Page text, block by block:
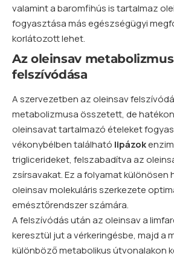
valamint a baromfihús is tartalmaz
fogyasztása más egészségügyi
korlátozott lehet.
Az oleinsav
felszívódása
A szervezetben az oleinsav
metabolizmusa összetett, de
oleinsavat tartalmazó ételeket
vékonybélben található lipázok
triglicerideket, felszabadítva az
zsírsavakat. Ez a folyamat különösen
oleinsav molekuláris szerkezete
emésztőrendszer számára.
A felszívódás után az oleinsav a
keresztül jut a vérkeringésbe, majd a
különböző metabolikus útvonalakon